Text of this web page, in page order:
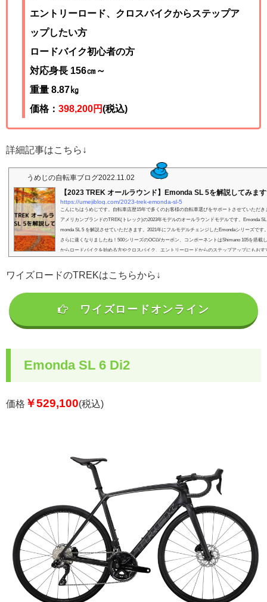
エントリーロード、クロスバイクからステップア
ップしたい方
ロードバイク初心者の方
対応身長 156㎝～
重量 8.87㎏
価格： 398,200円(税込)
詳細記事はこちら↓
うめじの自転車ブログ2022.11.02
【2023 TREK オールラウンド】Emonda SL 5を解説してみま
https://umejiblog.com/2023-trek-emonda-sl-5
こんにちはうめじです。自転車店歴15年で多くのお客様の自転車選びをサポートさせていただき
アメリカンブランドのTREK(トレック)の2023年モデルのオールラウンドモデルです。Emonda
monda SL 5 を解説させていただきます。2021年にフルモデルチェンジしたEmondaシリーズです
さらに速くなりましたね！500シリーズのOCLVカーボン、コンポーネントはShimano 105を搭載
からロードバイクを始める方やクロスバイク、エントリーロードからのステップアップにもおす
ワイズロードのTREKはこちらから↓
ワイズロードオンライン
Emonda SL 6 Di2
価格 ￥529,100(税込)